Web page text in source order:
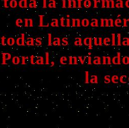
en
todas las
Portal,
la